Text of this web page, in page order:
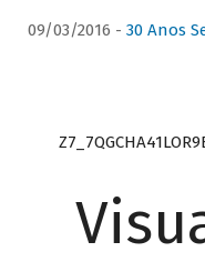
09/03/2016 - 30 Anos